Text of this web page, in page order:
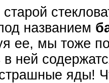
названием
ее, мы тоже
в ней
яды!